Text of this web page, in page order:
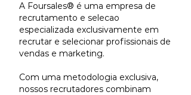
A Foursales® é uma empresa de
recrutamento e selecao
especializada exclusivamente em
recrutar e selecionar profissionais de
vendas e marketing.
Com uma metodologia exclusiva,
nossos recrutadores combinam